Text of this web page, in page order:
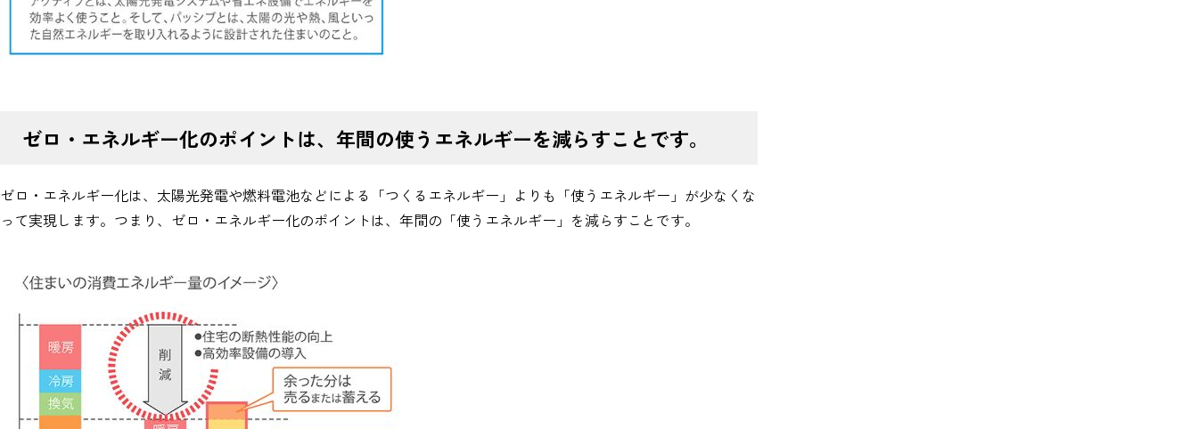
ゼロ・エネルギー化のポイントは、年間の使うエネルギーを減らすことです。
ゼロ・エネルギー化は、太陽光発電や燃料電池などによる「つくるエネルギー」よりも「使うエネルギー」が少なくな
って実現します。つまり、ゼロ・エネルギー化のポイントは、年間の「使うエネルギー」を減らすことです。